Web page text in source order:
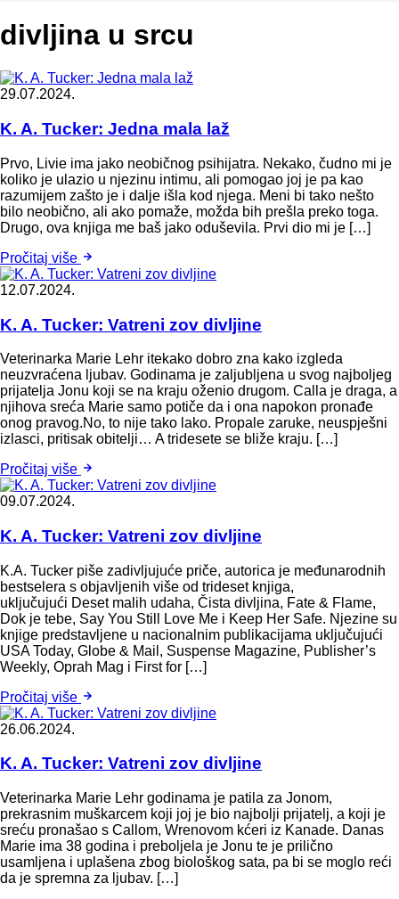
divljina u srcu
29.07.2024.
K. A. Tucker: Jedna mala laž
Prvo, Livie ima jako neobičnog psihijatra. Nekako, čudno mi je
koliko je ulazio u njezinu intimu, ali pomogao joj je pa kao
razumijem zašto je i dalje išla kod njega. Meni bi tako nešto
bilo neobično, ali ako pomaže, možda bih prešla preko toga.
Drugo, ova knjiga me baš jako oduševila. Prvi dio mi je […]
Pročitaj više
12.07.2024.
K. A. Tucker: Vatreni zov divljine
Veterinarka Marie Lehr itekako dobro zna kako izgleda
neuzvraćena ljubav. Godinama je zaljubljena u svog najboljeg
prijatelja Jonu koji se na kraju oženio drugom. Calla je draga, a
njihova sreća Marie samo potiče da i ona napokon pronađe
onog pravog.No, to nije tako lako. Propale zaruke, neuspješni
izlasci, pritisak obitelji… A tridesete se bliže kraju. […]
Pročitaj više
09.07.2024.
K. A. Tucker: Vatreni zov divljine
K.A. Tucker piše zadivljujuće priče, autorica je međunarodnih
bestselera s objavljenih više od trideset knjiga,
uključujući Deset malih udaha, Čista divljina, Fate & Flame,
Dok je tebe, Say You Still Love Me i Keep Her Safe. Njezine su
knjige predstavljene u nacionalnim publikacijama uključujući
USA Today, Globe & Mail, Suspense Magazine, Publisher’s
Weekly, Oprah Mag i First for […]
Pročitaj više
26.06.2024.
K. A. Tucker: Vatreni zov divljine
Veterinarka Marie Lehr godinama je patila za Jonom,
prekrasnim muškarcem koji joj je bio najbolji prijatelj, a koji je
sreću pronašao s Callom, Wrenovom kćeri iz Kanade. Danas
Marie ima 38 godina i preboljela je Jonu te je prilično
usamljena i uplašena zbog biološkog sata, pa bi se moglo reći
da je spremna za ljubav. […]